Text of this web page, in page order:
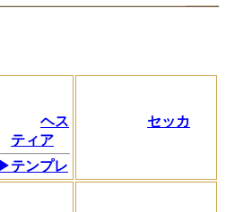
ヘス
ティア
▶テンプレ
セッカ